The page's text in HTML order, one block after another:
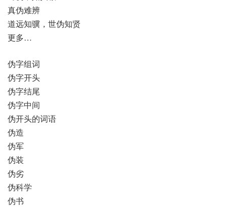
真伪难辨
道远知骥，世伪知贤
更多…
伪字组词
伪字开头
伪字结尾
伪字中间
伪开头的词语
伪造
伪军
伪装
伪劣
伪科学
伪书